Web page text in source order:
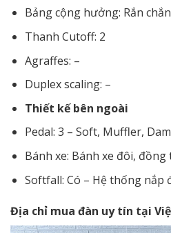
Bảng cộng hưởng: Rắn
Thanh Cutoff: 2
Agraffes: –
Duplex scaling: –
Thiết kế bên ngoài
Pedal: 3 – Soft, Muffler,
Bánh xe: Bánh xe đôi, đồng
Softfall: Có – Hệ thống
Địa chỉ mua đàn uy tín tại